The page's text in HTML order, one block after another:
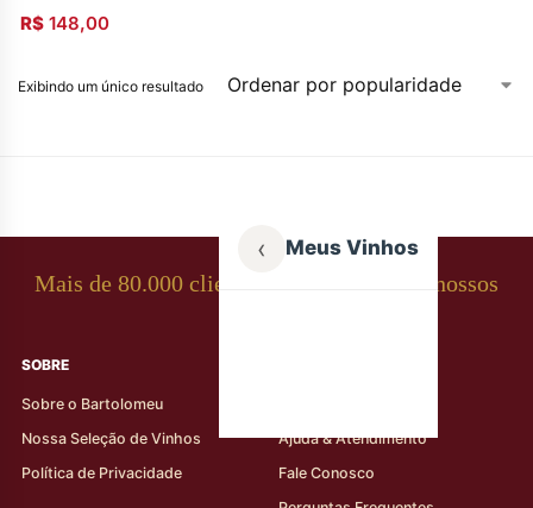
R$ 148,00
Exibindo um único resultado
‹ Meus Vinhos
Mais de 80.000 clientes apaixonados por nossos
SOBRE
Sobre o Bartolomeu
Nossa Seleção de Vinhos
Política de Privacidade
Ajuda & Atendimento
Fale Conosco